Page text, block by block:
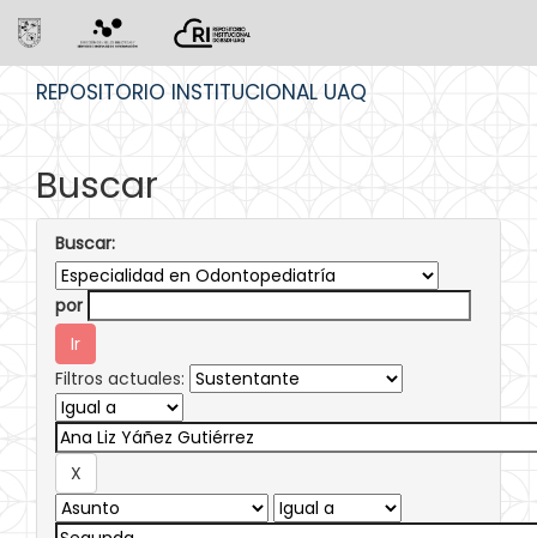
REPOSITORIO INSTITUCIONAL UAQ
Buscar
Buscar:
por
Filtros actuales: